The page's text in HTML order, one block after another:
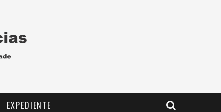
EXPEDIENTE